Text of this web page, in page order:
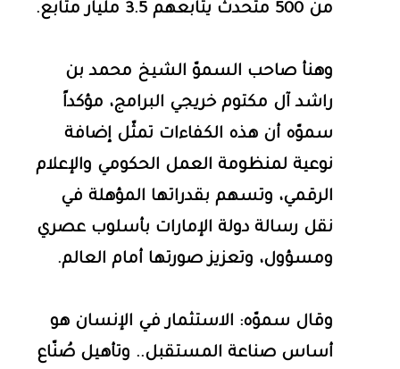
من 500 متحدث يتابعهم 3.5 مليار متابع.
وهنأ صاحب السموّ الشيخ محمد بن
راشد آل مكتوم خريجي البرامج، مؤكداً
سموّه أن هذه الكفاءات تمثّل إضافة
نوعية لمنظومة العمل الحكومي والإعلام
الرقمي، وتسهم بقدراتها المؤهلة في
نقل رسالة دولة الإمارات بأسلوب عصري
ومسؤول، وتعزيز صورتها أمام العالم.
وقال سموّه: الاستثمار في الإنسان هو
أساس صناعة المستقبل.. وتأهيل صُنّاع